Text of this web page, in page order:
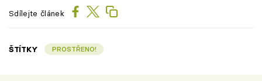
Sdílejte článek
ŠTÍTKY PROSTŘENO!